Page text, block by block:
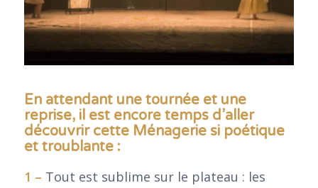
En attendant une tournée et une
reprise, il est encore temps d’aller
découvrir cette Ménagerie si poétique
et troublante :
1 – Tout est sublime sur le plateau : les